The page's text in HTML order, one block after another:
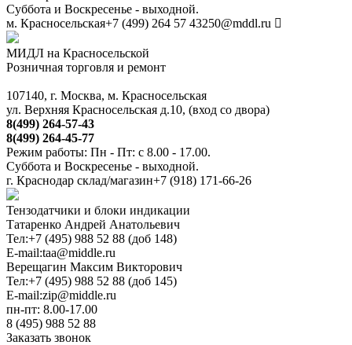
Суббота и Воскресенье - выходной.
м. Красносельская+7 (499) 264 57 43250@mddl.ru
МИДЛ на Красносельской
Розничная торговля и ремонт
107140, г. Москва, м. Красносельская
ул. Верхняя Красносельская д.10, (вход со двора)
8(499) 264-57-43
8(499) 264-45-77
Режим работы: Пн - Пт: с 8.00 - 17.00.
Суббота и Воскресенье - выходной.
г. Краснодар склад/магазин+7 (918) 171-66-26
Тензодатчики и блоки индикации
Татаренко Андрей Анатольевич
Тел:+7 (495) 988 52 88 (доб 148)
E-mail:taa@middle.ru
Верещагин Максим Викторович
Тел:+7 (495) 988 52 88 (доб 145)
E-mail:zip@middle.ru
пн-пт: 8.00-17.00
8 (495) 988 52 88
Заказать звонок